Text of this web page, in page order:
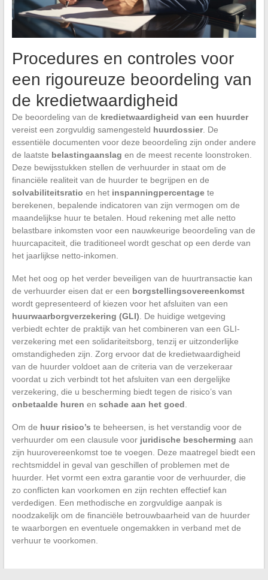
Procedures en controles voor
een rigoureuze beoordeling van
de kredietwaardigheid
De beoordeling van de kredietwaardigheid van een huurder
vereist een zorgvuldig samengesteld huurdossier. De
essentiële documenten voor deze beoordeling zijn onder andere
de laatste belastingaanslag en de meest recente loonstroken.
Deze bewijsstukken stellen de verhuurder in staat om de
financiële realiteit van de huurder te begrijpen en de
solvabiliteitsratio en het inspanningpercentagete
berekenen, bepalende indicatoren van zijn vermogen om de
maandelijkse huur te betalen. Houd rekening met alle netto
belastbare inkomsten voor een nauwkeurige beoordeling van de
huurcapaciteit, die traditioneel wordt geschat op een derde van
het jaarlijkse netto-inkomen.
Met het oog op het verder beveiligen van de huurtransactie kan
de verhuurder eisen dat er een borgstellingsovereenkomst
wordt gepresenteerd of kiezen voor het afsluiten van een
huurwaarborgverzekering (GLI). De huidige wetgeving
verbiedt echter de praktijk van het combineren van een GLI-
verzekering met een solidariteitsborg, tenzij er uitzonderlijke
omstandigheden zijn. Zorg ervoor dat de kredietwaardigheid
van de huurder voldoet aan de criteria van de verzekeraar
voordat u zich verbindt tot het afsluiten van een dergelijke
verzekering, die u bescherming biedt tegen de risico’s van
onbetaalde huren en schade aan het goed.
Om de huur risico’s te beheersen, is het verstandig voor de
verhuurder om een clausule voor juridische bescherming aan
zijn huurovereenkomst toe te voegen. Deze maatregel biedt een
rechtsmiddel in geval van geschillen of problemen met de
huurder. Het vormt een extra garantie voor de verhuurder, die
zo conflicten kan voorkomen en zijn rechten effectief kan
verdedigen. Een methodische en zorgvuldige aanpak is
noodzakelijk om de financiële betrouwbaarheid van de huurder
te waarborgen en eventuele ongemakken in verband met de
verhuur te voorkomen.